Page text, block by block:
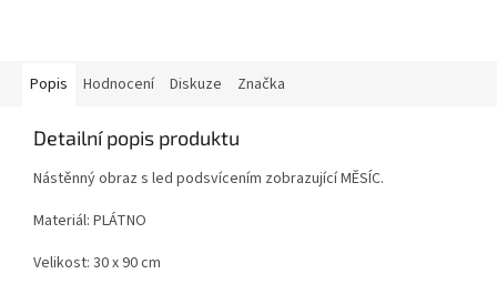
Popis Hodnocení Diskuze Značka
Detailní popis produktu
Nástěnný obraz s led podsvícením zobrazující MĚSÍC.
Materiál: PLÁTNO
Velikost: 30 x 90 cm